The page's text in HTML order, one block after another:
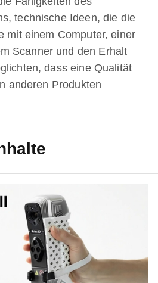
technische Ideen, die die
mit einem Computer, einer
Scanner und den Erhalt
dass eine Qualität
anderen Produkten